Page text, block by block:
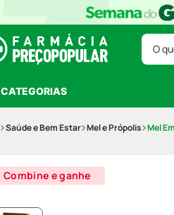
O
CATEGORIAS
Saúde e Bem Estar Mel e Própolis Mel
Combine e ganhe